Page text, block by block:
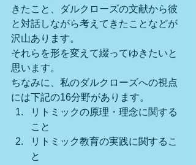
きたこと、ダルクローズの文献から彼
と対話しながら考えてきたことなどが
沢山あります。
それらを形を変えて綴ってゆきたいと
思います。
ちなみに、私のダルクローズへの視点
には下記の16分野があります。
リトミックの原理・理念に関する
こと
リトミック教育の実践に関するこ
と